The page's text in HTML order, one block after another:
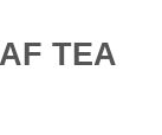
TEA